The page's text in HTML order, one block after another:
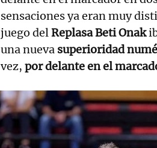
sensaciones ya eran muy
juego delReplasa Beti Onak
una nueva superioridad
vez, por delante en el